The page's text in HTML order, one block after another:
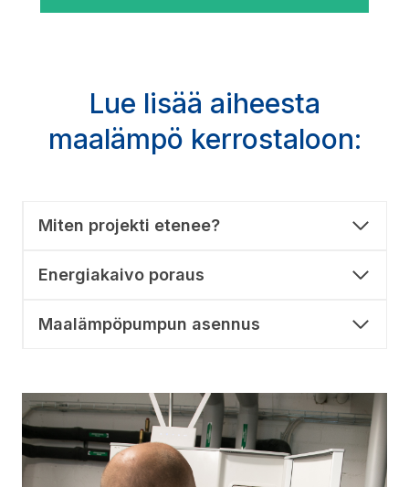
Lue lisää aiheesta
maalämpö kerrostaloon:
Miten projekti etenee?
Energiakaivo poraus
Maalämpöpumpun asennus